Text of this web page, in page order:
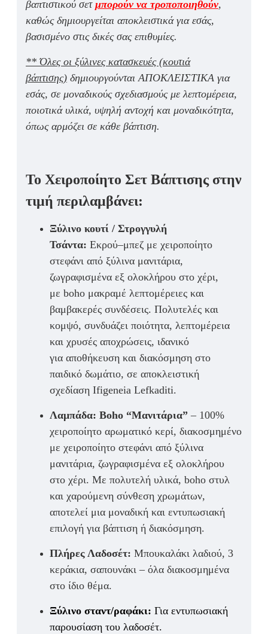
βαπτιστικού σετ μπορούν να τροποποιηθούν,
καθώς δημιουργείται αποκλειστικά για εσάς,
βασισμένο στις δικές σας επιθυμίες.
** Όλες οι ξύλινες κατασκευές (κουτιά
βάπτισης) δημιουργούνται ΑΠΟΚΛΕΙΣΤΙΚΑ για
εσάς, σε μοναδικούς σχεδιασμούς με λεπτομέρεια,
ποιοτικά υλικά, υψηλή αντοχή και μοναδικότητα,
όπως αρμόζει σε κάθε βάπτιση.
Το Χειροποίητο Σετ Βάπτισης στην
τιμή περιλαμβάνει:
Ξύλινο κουτί / Στρογγυλή
Τσάντα: Εκρού–μπεζ με χειροποίητο
στεφάνι από ξύλινα μανιτάρια,
ζωγραφισμένα εξ ολοκλήρου στο χέρι,
με boho μακραμέ λεπτομέρειες και
βαμβακερές συνδέσεις. Πολυτελές και
κομψό, συνδυάζει ποιότητα, λεπτομέρεια
και χρυσές αποχρώσεις, ιδανικό
για αποθήκευση και διακόσμηση στο
παιδικό δωμάτιο, σε αποκλειστική
σχεδίαση Ifigeneia Lefkaditi.
Λαμπάδα: Boho “Μανιτάρια” – 100%
χειροποίητο αρωματικό κερί, διακοσμημένο
με χειροποίητο στεφάνι από ξύλινα
μανιτάρια, ζωγραφισμένα εξ ολοκλήρου
στο χέρι. Με πολυτελή υλικά, boho στυλ
και χαρούμενη σύνθεση χρωμάτων,
αποτελεί μια μοναδική και εντυπωσιακή
επιλογή για βάπτιση ή διακόσμηση.
Πλήρες Λαδοσέτ: Μπουκαλάκι λαδιού, 3
κεράκια, σαπουνάκι – όλα διακοσμημένα
στο ίδιο θέμα.
Ξύλινο σταντ/ραφάκι: Για εντυπωσιακή
παρουσίαση του λαδοσέτ.